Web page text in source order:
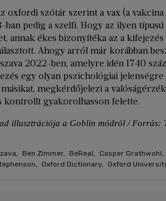
oxfordi szótár szerint a vax (a
ban pedig a szelfi. Hogy az ilyen
annak ékes bizonyítéka az a
Ahogy arról már korábban
2022-ben, amelyre idén 1740
egy olyan pszichológiai
megkérdőjelezi a
kontrollt gyakorolhasson felette.
illusztrációja a Goblin módról / Forrás:
, Ben Zimmer, BeReal, Casper Grathwohl,
, Oxford Dictionary, Oxford